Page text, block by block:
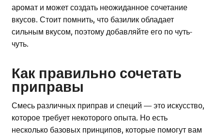
аромат и может создать неожиданное сочетание
вкусов. Стоит помнить, что базилик обладает
сильным вкусом, поэтому добавляйте его по чуть-
чуть.
Как правильно сочетать
приправы
Смесь различных приправ и специй — это искусство,
которое требует некоторого опыта. Но есть
несколько базовых принципов, которые помогут вам